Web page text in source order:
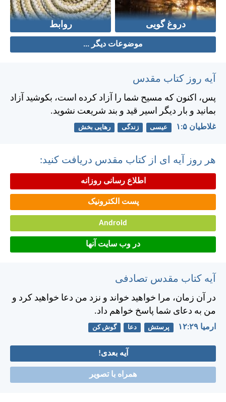
دروغ گویی روابط
موضوعات دیگر ...
آیه روز کتاب مقدس
پس، اكنون كه مسيح شما را آزاد كرده است، بكوشيد آزاد
بمانيد و بار ديگر اسير قيد و بند شريعت نشويد.
غلاطيان ۵:‏۱ عیسی زندگی رهایی بخش
هر روز آیه ای از کتاب مقدس دریافت کنید:
اطلاع رسانی روزانه
پست الکترونیک
Android
در وب سایت آنها
آیه کتاب مقدس تصادفی
در آن زمان، مرا خواهيد خواند و نزد من دعا خواهيد كرد و
من به دعای شما پاسخ خواهم داد.
ارميا ۲۹:‏۱۲ پرستش دعا گوش کن
آیه بعدی!
همراه با تصویر